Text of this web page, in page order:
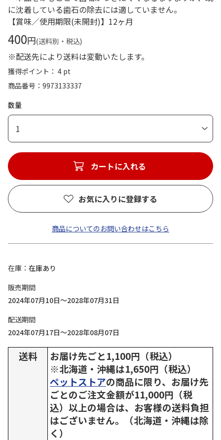
に沈着している歯石の除去には適していません。
【賞味／使用期限(未開封)】12ヶ月
400円(送料別・税込)
※配送先により送料は変動いたします。
獲得ポイント： 4 pt
商品番号
9973133337
数量
1
カートに入れる
お気に入りに登録する
商品についてのお問い合わせはこちら
在庫
在庫あり
販売期間
2024年07月10日～2028年07月31日
配送期間
2024年07月17日～2028年08月07日
送料
お届け先ごと1,100円（税込）
※北海道・沖縄は1,650円（税込）
ペットストアの商品に限り、お届け先
ごとのご注文金額が11,000円（税
込）以上の場合は、お客様の送料負担
はございません。（北海道・沖縄は除
く）